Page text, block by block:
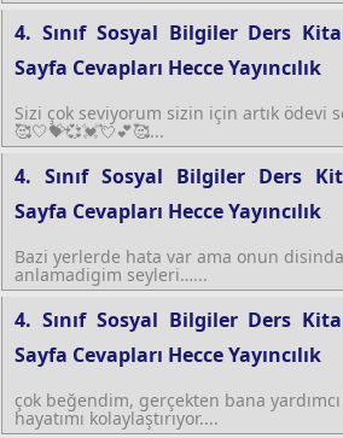
4. Sınıf Sosyal Bilgiler Ders
Sayfa Cevapları Hecce Yayıncılık
Sizi çok seviyorum sizin için artık ödevi
🥰🤍💝💞💓💘💕🥰...
4. Sınıf Sosyal Bilgiler Ders
Sayfa Cevapları Hecce Yayıncılık
Bazi yerlerde hata var ama onun
anlamadigim seyleri…...
4. Sınıf Sosyal Bilgiler Ders
Sayfa Cevapları Hecce Yayıncılık
çok beğendim, gerçekten bana
hayatımı kolaylaştırıyor....